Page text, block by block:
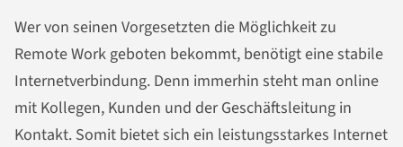
Wer von seinen Vorgesetzten die Möglichkeit zu
Remote Work geboten bekommt, benötigt eine stabile
Internetverbindung. Denn immerhin steht man online
mit Kollegen, Kunden und der Geschäftsleitung in
Kontakt. Somit bietet sich ein leistungsstarkes Internet